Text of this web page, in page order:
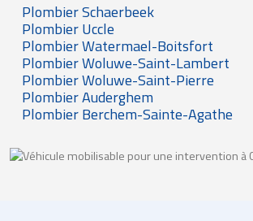
Plombier Schaerbeek
Plombier Uccle
Plombier Watermael-Boitsfort
Plombier Woluwe-Saint-Lambert
Plombier Woluwe-Saint-Pierre
Plombier Auderghem
Plombier Berchem-Sainte-Agathe